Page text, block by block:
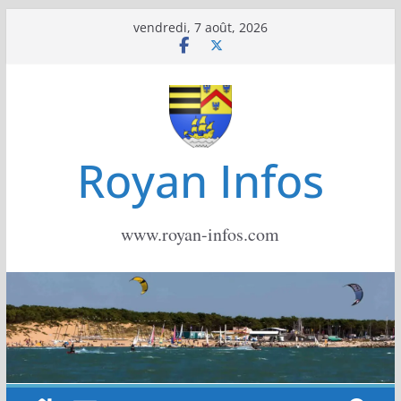
vendredi, 7 août, 2026
Royan Infos
www.royan-infos.com